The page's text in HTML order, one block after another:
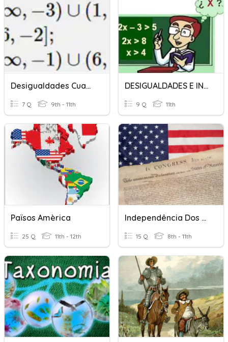
Desigualdades Cuadráticas
7 Q 9th - 11th
DESIGUALDADES E INECUACIONES
9 Q 11th
Països Amèrica
25 Q 11th - 12th
Independência Dos Estados Unidos
15 Q 8th - 11th